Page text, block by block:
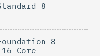
8
8
Core